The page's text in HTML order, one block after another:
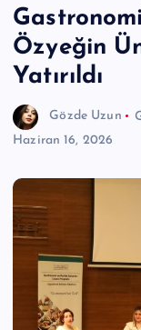
Özyeğin
Yatırıldı
Gözde Uzun
Haziran 16, 2026